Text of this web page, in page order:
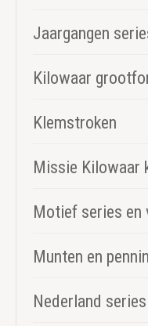
Jaargangen
Kilowaar
Klemstroken
Missie Kilowaar
Motief series en
Munten en
Nederland